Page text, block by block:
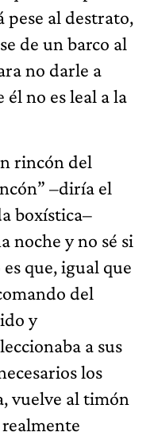
pese al destrato,
de un barco al
no darle a
no es leal a la
rincón del
–diría el
boxística–
noche y no sé si
que, igual que
del
y
a sus
los
vuelve al timón